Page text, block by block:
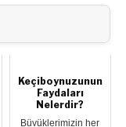
Keçiboynuzunun
Faydaları
Nelerdir?
Büyüklerimizin her